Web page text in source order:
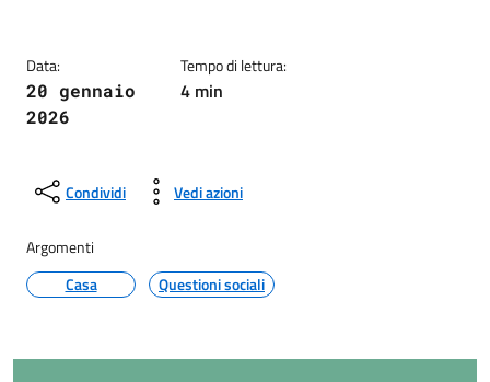
Data:
20 gennaio
2026
Tempo di lettura:
4 min
Condividi Vedi azioni
Argomenti
Casa
Questioni sociali